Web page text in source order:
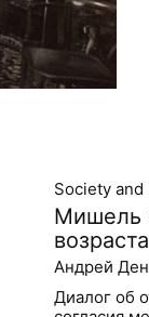
Society and
Мишель
Андрей
Диалог об